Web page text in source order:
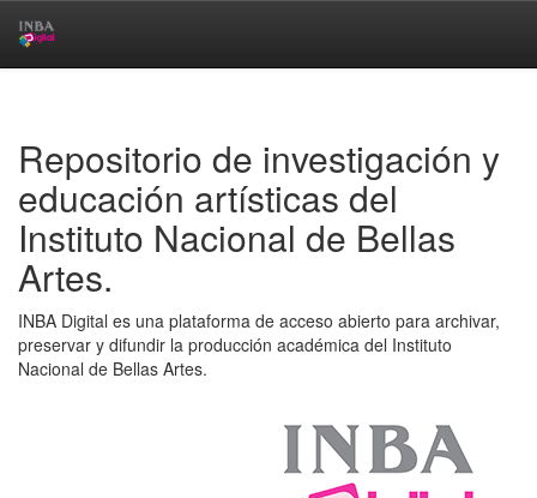
Repositorio de investigación y
educación artísticas del
Instituto Nacional de Bellas
Artes.
INBA Digital es una plataforma de acceso abierto para archivar,
preservar y difundir la producción académica del Instituto
Nacional de Bellas Artes.